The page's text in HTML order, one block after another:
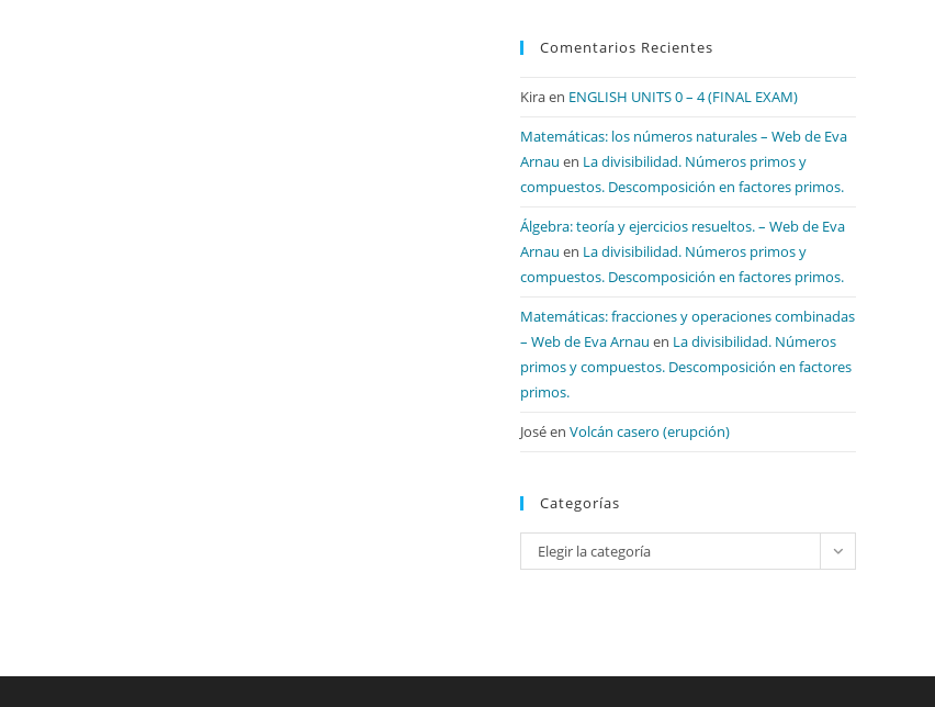
Comentarios Recientes
Kiraen ENGLISH UNITS 0 – 4 (FINAL EXAM)
Matemáticas: los números naturales – Web de Eva
Arnau en La divisibilidad. Números primos y
compuestos. Descomposición en factores primos.
Álgebra: teoría y ejercicios resueltos. – Web de Eva
Arnau en La divisibilidad. Números primos y
compuestos. Descomposición en factores primos.
Matemáticas: fracciones y operaciones combinadas
– Web de Eva Arnau en La divisibilidad. Números
primos y compuestos. Descomposición en factores
primos.
Joséen Volcán casero (erupción)
Categorías
Categorías
Elegir la categoría